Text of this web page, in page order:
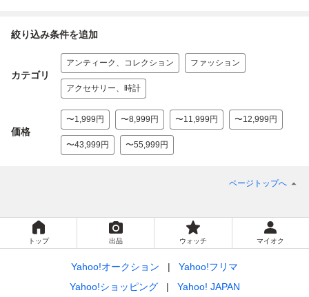
絞り込み条件を追加
カテゴリ
アンティーク、コレクション ファッション
アクセサリー、時計
価格
〜1,999円 〜8,999円 〜11,999円 〜12,999円
〜43,999円 〜55,999円
ページトップへ
トップ 出品 ウォッチ マイオク
Yahoo!オークション
Yahoo!フリマ
Yahoo!ショッピング
Yahoo! JAPAN